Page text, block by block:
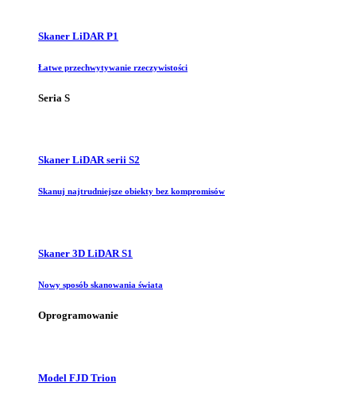
Skaner LiDAR P1
Łatwe przechwytywanie rzeczywistości
Seria S
Skaner LiDAR serii S2
Skanuj najtrudniejsze obiekty bez kompromisów
Skaner 3D LiDAR S1
Nowy sposób skanowania świata
Oprogramowanie
Model FJD Trion